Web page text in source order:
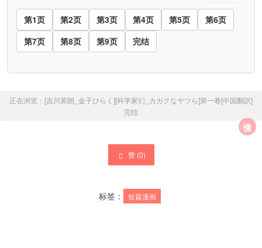
第1页 第2页 第3页 第4页 第5页
第6页
第7页
第8页 第9页 完结
正在浏览： [吉川英朗_金子ひらく][科学家们_カガクなヤツら]第一卷[中国翻訳]
完结
赞 (0)
标签： 短篇漫画
慢